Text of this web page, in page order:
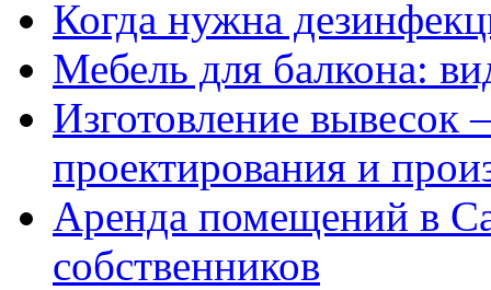
Когда нужна
Мебель для балкона:
Изготовление вывесок
проектирования и
Аренда помещений в
собственников